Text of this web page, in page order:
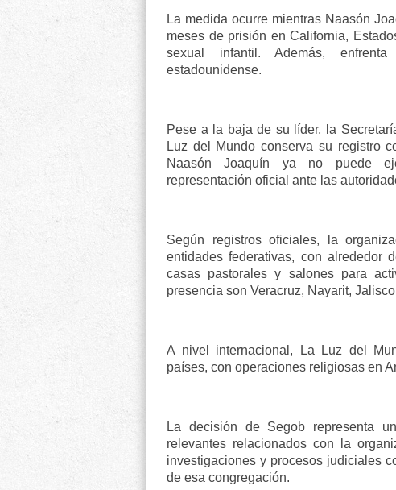
La medida ocurre mientras Naasón
meses de prisión en California,
sexual infantil. Además,
estadounidense.
Pese a la baja de su líder, la
Luz del Mundo conserva su registro
Naasón Joaquín ya no puede
representación oficial ante las
Según registros oficiales, la
entidades federativas, con alrededor
casas pastorales y salones para
presencia son Veracruz, Nayarit,
A nivel internacional, La Luz del
países, con operaciones religiosas en
La decisión de Segob representa
relevantes relacionados con la
investigaciones y procesos judiciales
de esa congregación.